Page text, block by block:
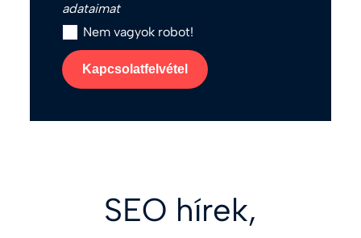
adataimat
Nem vagyok robot!
Kapcsolatfelvétel
SEO hírek,